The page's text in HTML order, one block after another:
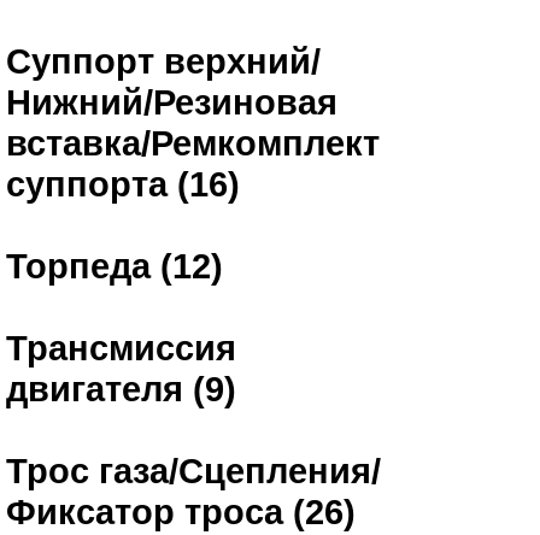
Суппорт верхний/
Нижний/Резиновая
вставка/Ремкомплект
суппорта (16)
Торпеда (12)
Трансмиссия
двигателя (9)
Трос газа/Сцепления/
Фиксатор троса (26)